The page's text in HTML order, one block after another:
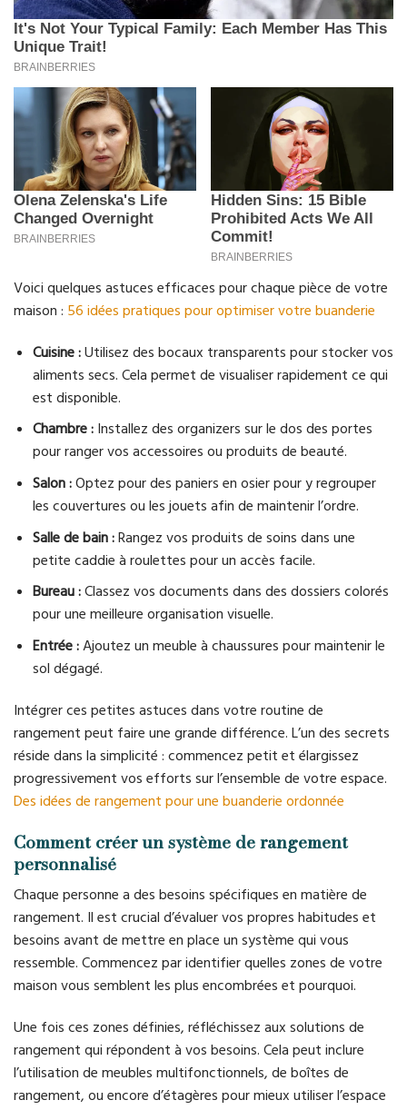
Voici quelques astuces efficaces pour chaque pièce de votre
maison : 56 idées pratiques pour optimiser votre buanderie
Cuisine :Utilisez des bocaux transparents pour stocker vos
aliments secs. Cela permet de visualiser rapidement ce qui
est disponible.
Chambre :Installez des organizers sur le dos des portes
pour ranger vos accessoires ou produits de beauté.
Salon :Optez pour des paniers en osier pour y regrouper
les couvertures ou les jouets afin de maintenir l’ordre.
Salle de bain :Rangez vos produits de soins dans une
petite caddie à roulettes pour un accès facile.
Bureau :Classez vos documents dans des dossiers colorés
pour une meilleure organisation visuelle.
Entrée :Ajoutez un meuble à chaussures pour maintenir le
sol dégagé.
Intégrer ces petites astuces dans votre routine de
rangement peut faire une grande différence. L’un des secrets
réside dans la simplicité : commencez petit et élargissez
progressivement vos efforts sur l’ensemble de votre espace.
Des idées de rangement pour une buanderie ordonnée
Comment créer un système de rangement
personnalisé
Chaque personne a des besoins spécifiques en matière de
rangement. Il est crucial d’évaluer vos propres habitudes et
besoins avant de mettre en place un système qui vous
ressemble. Commencez par identifier quelles zones de votre
maison vous semblent les plus encombrées et pourquoi.
Une fois ces zones définies, réfléchissez aux solutions de
rangement qui répondent à vos besoins. Cela peut inclure
l’utilisation de meubles multifonctionnels, de boîtes de
rangement, ou encore d’étagères pour mieux utiliser l’espace